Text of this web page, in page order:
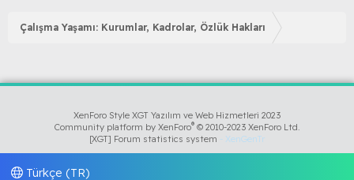
Çalışma Yaşamı: Kurumlar, Kadrolar, Özlük Hakları
XenForo Style XGT Yazılım ve Web Hizmetleri 2023
Community platform by XenForo® © 2010-2023 XenForo Ltd.
[XGT] Forum statistics system - XenGenTr
Türkçe (TR)